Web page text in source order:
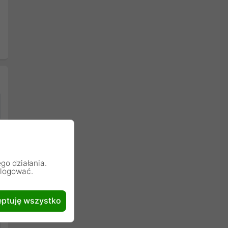
działania.
wszystko